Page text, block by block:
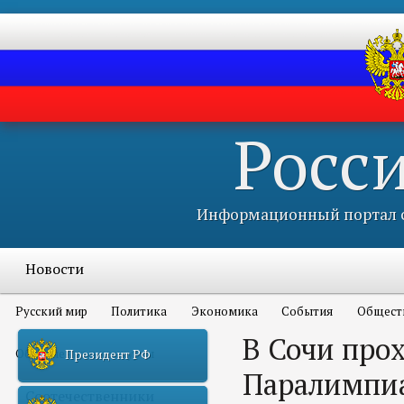
Информационный портал
Новости
Русский мир Политика Экономика События
Объявления и конкурсы
Соотечественники
Президент РФ
В Сочи